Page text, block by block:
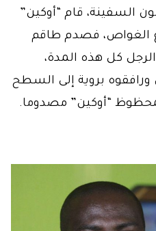
السفينة، قام “أوكين”
الغواص، فصدم طاقم
كل هذه المدة،
ورافقوه بروية إلى السطح
“أوكين” مصدوما.